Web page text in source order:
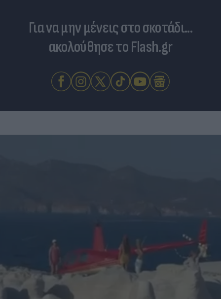
Για να μην μένεις στο σκοτάδι...
ακολούθησε το Flash.gr